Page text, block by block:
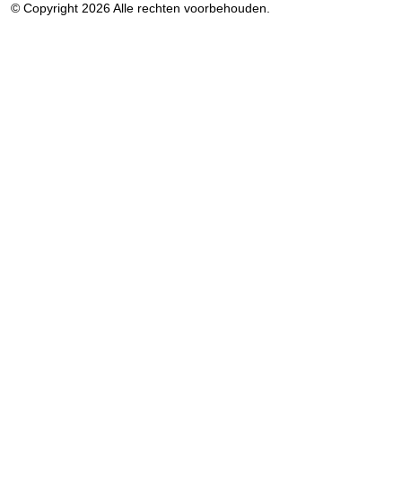
© Copyright 2026 Alle rechten voorbehouden.